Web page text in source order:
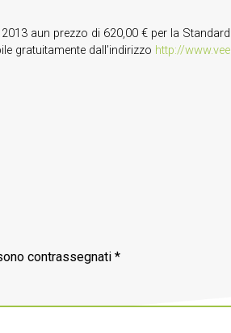
aun prezzo di 620,00 € per la
gratuitamente dall’indirizzo http://
contrassegnati *